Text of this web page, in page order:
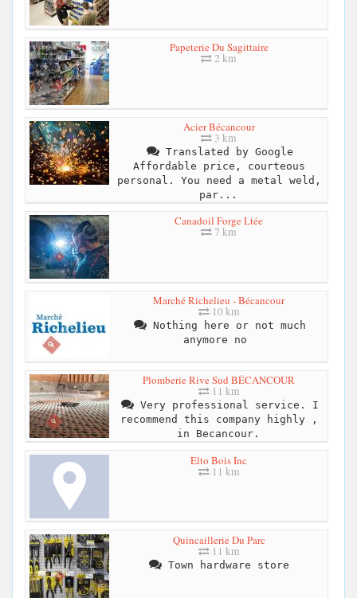
Papeterie Du Sagittaire
2 km
Acier Bécancour
3 km
Translated by Google
Affordable price, courteous
personal. You need a metal weld,
par...
Canadoil Forge Ltée
7 km
Marché Richelieu - Bécancour
10 km
Nothing here or not much
anymore no ‍
Plomberie Rive Sud BÉCANCOUR
11 km
Very professional service. I
recommend this company highly ,
in Becancour.
Elto Bois Inc
11 km
Quincaillerie Du Parc
11 km
Town hardware store